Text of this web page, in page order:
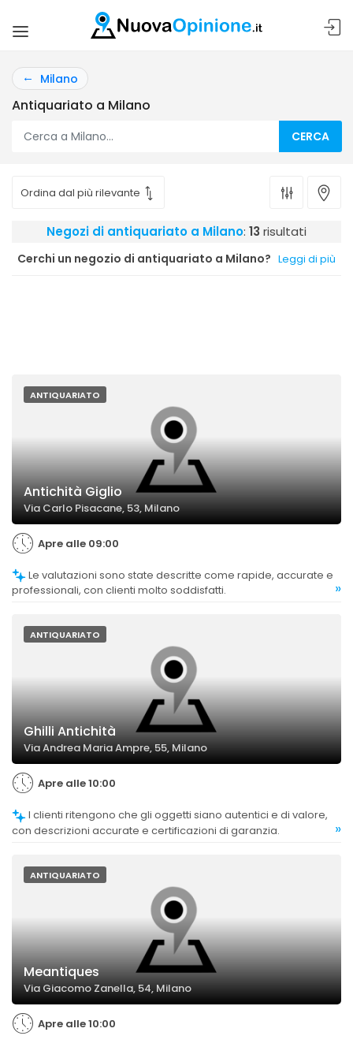
Milano
Antiquariato a Milano
CERCA
Negozi di antiquariato a Milano: 13 risultati
Cerchi un negozio di antiquariato a Milano? Leggi di più
ANTIQUARIATO
Antichità Giglio
Via Carlo Pisacane, 53, Milano
Apre alle 09:00
professionali, con clienti molto soddisfatti.
»
ANTIQUARIATO
Ghilli Antichità
Via Andrea Maria Ampre, 55, Milano
Apre alle 10:00
con descrizioni accurate e certificazioni di garanzia.
»
ANTIQUARIATO
Meantiques
Via Giacomo Zanella, 54, Milano
Apre alle 10:00